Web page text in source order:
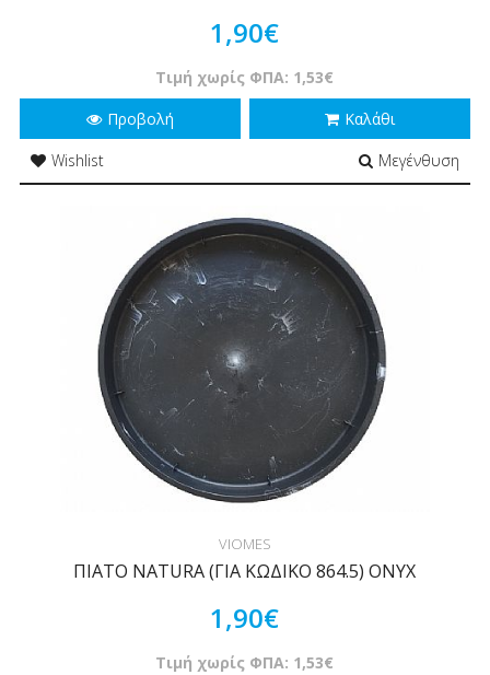
1,90€
Τιμή χωρίς ΦΠΑ: 1,53€
Προβολή
Καλάθι
Wishlist
Μεγένθυση
VIOMES
ΠΙΑΤΟ NATURA (ΓΙΑ ΚΩΔΙΚΟ 864.5) ONYX
1,90€
Τιμή χωρίς ΦΠΑ: 1,53€